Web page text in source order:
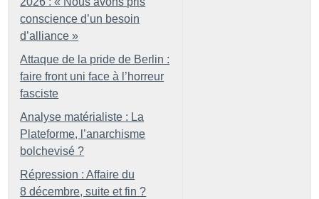
conscience d’un besoin
d’alliance »
Attaque de la pride de Berlin :
faire front uni face à l’horreur
fasciste
Analyse matérialiste : La
Plateforme, l’anarchisme
bolchevisé ?
Répression : Affaire du
8 décembre, suite et fin ?